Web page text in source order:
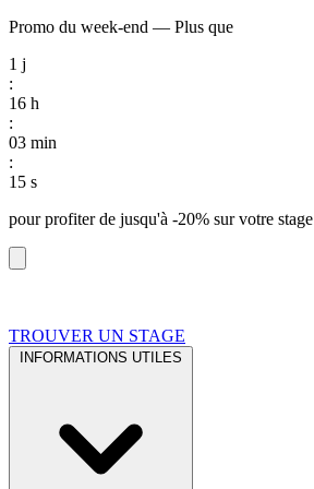
Promo du week-end — Plus que
1 j
:
16 h
:
03 min
:
14 s
pour profiter de jusqu'à -20% sur votre stage
TROUVER UN STAGE
INFORMATIONS UTILES